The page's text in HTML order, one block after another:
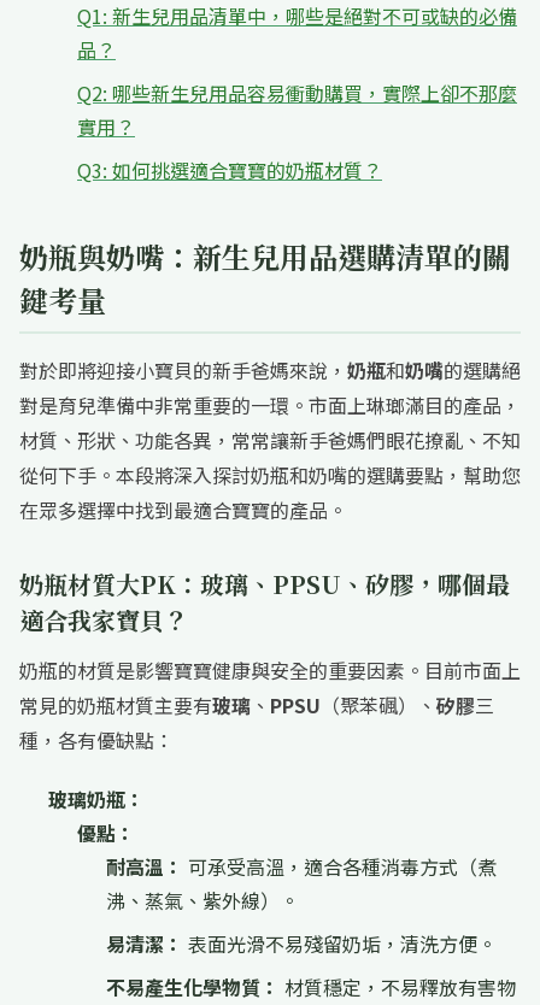
Q1: 新生兒用品清單中，哪些是絕對不可或缺的必備
品？
Q2: 哪些新生兒用品容易衝動購買，實際上卻不那麼
實用？
Q3: 如何挑選適合寶寶的奶瓶材質？
奶瓶與奶嘴：新生兒用品選購清單的關
鍵考量
對於即將迎接小寶貝的新手爸媽來說， 奶瓶和奶嘴的選購絕
對是育兒準備中非常重要的一環。市面上琳瑯滿目的產品，
材質、形狀、功能各異，常常讓新手爸媽們眼花撩亂、不知
從何下手。本段將深入探討奶瓶和奶嘴的選購要點，幫助您
在眾多選擇中找到最適合寶寶的產品。
奶瓶材質大PK：玻璃、PPSU、矽膠，哪個最
適合我家寶貝？
奶瓶的材質是影響寶寶健康與安全的重要因素。目前市面上
常見的奶瓶材質主要有玻璃 、 PPSU （聚苯碸）、 矽膠三
種，各有優缺點：
玻璃奶瓶：
優點：
耐高溫： 可承受高溫，適合各種消毒方式（煮
沸、蒸氣、紫外線）。
易清潔： 表面光滑不易殘留奶垢，清洗方便。
不易產生化學物質： 材質穩定，不易釋放有害物